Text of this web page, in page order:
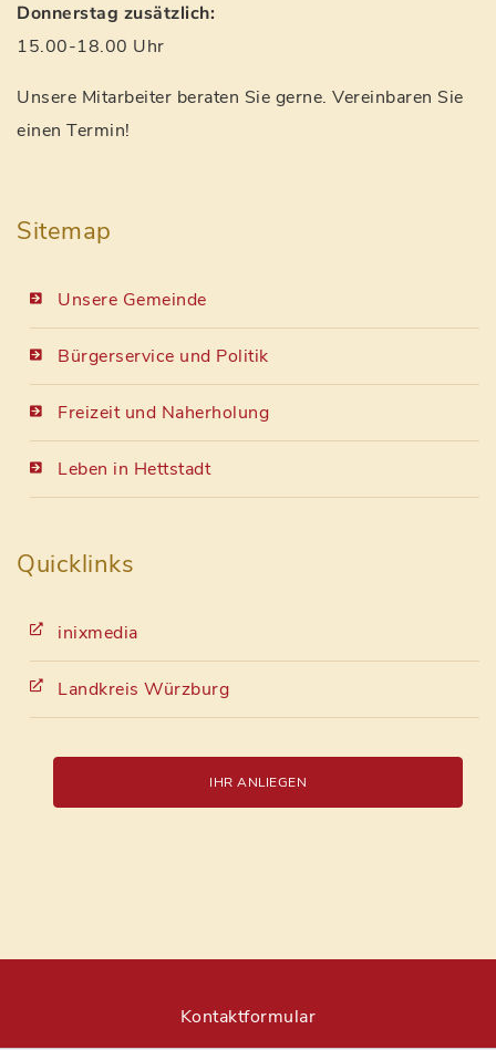
Donnerstag zusätzlich:
15.00-18.00 Uhr
Unsere Mitarbeiter beraten Sie gerne. Vereinbaren Sie
einen Termin!
Sitemap
Unsere Gemeinde
Bürgerservice und Politik
Freizeit und Naherholung
Leben in Hettstadt
Quicklinks
inixmedia
Landkreis Würzburg
IHR ANLIEGEN
Kontaktformular